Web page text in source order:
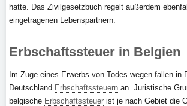
hatte. Das Zivilgesetzbuch regelt außerdem
eingetragenen Lebenspartnern.
Erbschaftssteuer in Belgien
Im Zuge eines Erwerbs von Todes wegen fallen in
Deutschland Erbschaftssteuern an. Juristische
belgische Erbschaftssteuer ist je nach Gebiet die